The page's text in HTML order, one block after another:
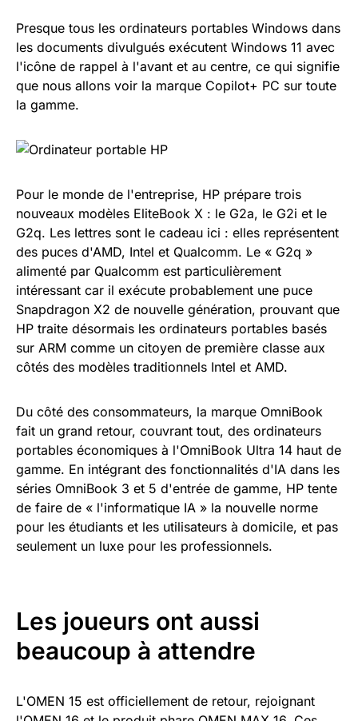
Presque tous les ordinateurs portables Windows dans
les documents divulgués exécutent Windows 11 avec
l'icône de rappel à l'avant et au centre, ce qui signifie
que nous allons voir la marque Copilot+ PC sur toute
la gamme.
Pour le monde de l'entreprise, HP prépare trois
nouveaux modèles EliteBook X : le G2a, le G2i et le
G2q. Les lettres sont le cadeau ici : elles représentent
des puces d'AMD, Intel et Qualcomm. Le « G2q »
alimenté par Qualcomm est particulièrement
intéressant car il exécute probablement une puce
Snapdragon X2 de nouvelle génération, prouvant que
HP traite désormais les ordinateurs portables basés
sur ARM comme un citoyen de première classe aux
côtés des modèles traditionnels Intel et AMD.
Du côté des consommateurs, la marque OmniBook
fait un grand retour, couvrant tout, des ordinateurs
portables économiques à l'OmniBook Ultra 14 haut de
gamme. En intégrant des fonctionnalités d'IA dans les
séries OmniBook 3 et 5 d'entrée de gamme, HP tente
de faire de « l'informatique IA » la nouvelle norme
pour les étudiants et les utilisateurs à domicile, et pas
seulement un luxe pour les professionnels.
Les joueurs ont aussi
beaucoup à attendre
L'OMEN 15 est officiellement de retour, rejoignant